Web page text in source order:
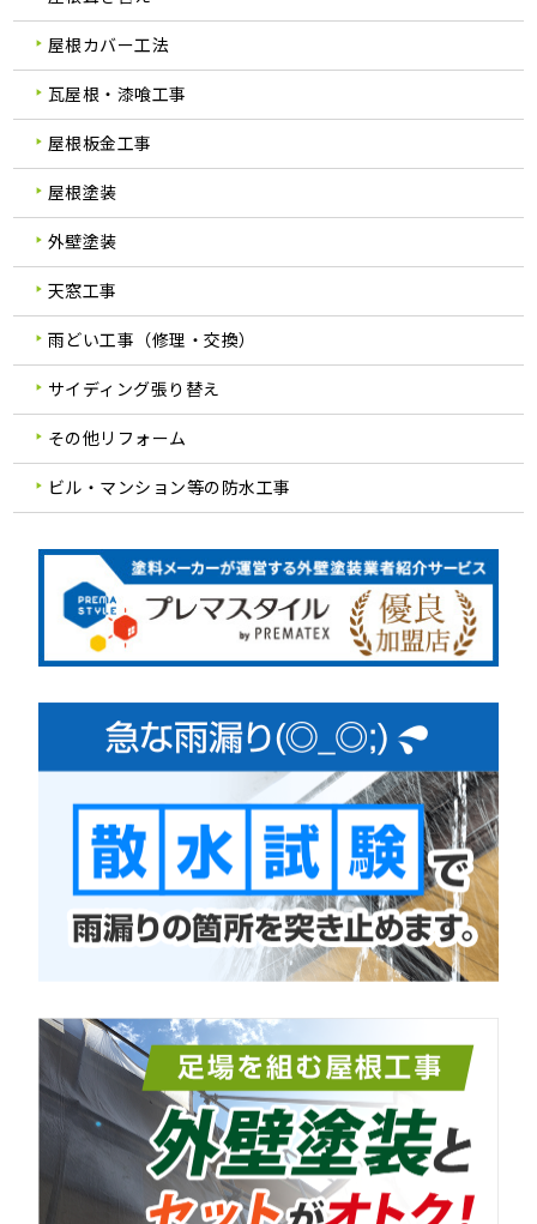
屋根カバー工法
瓦屋根・漆喰工事
屋根板金工事
屋根塗装
外壁塗装
天窓工事
雨どい工事（修理・交換）
サイディング張り替え
その他リフォーム
ビル・マンション等の防水工事